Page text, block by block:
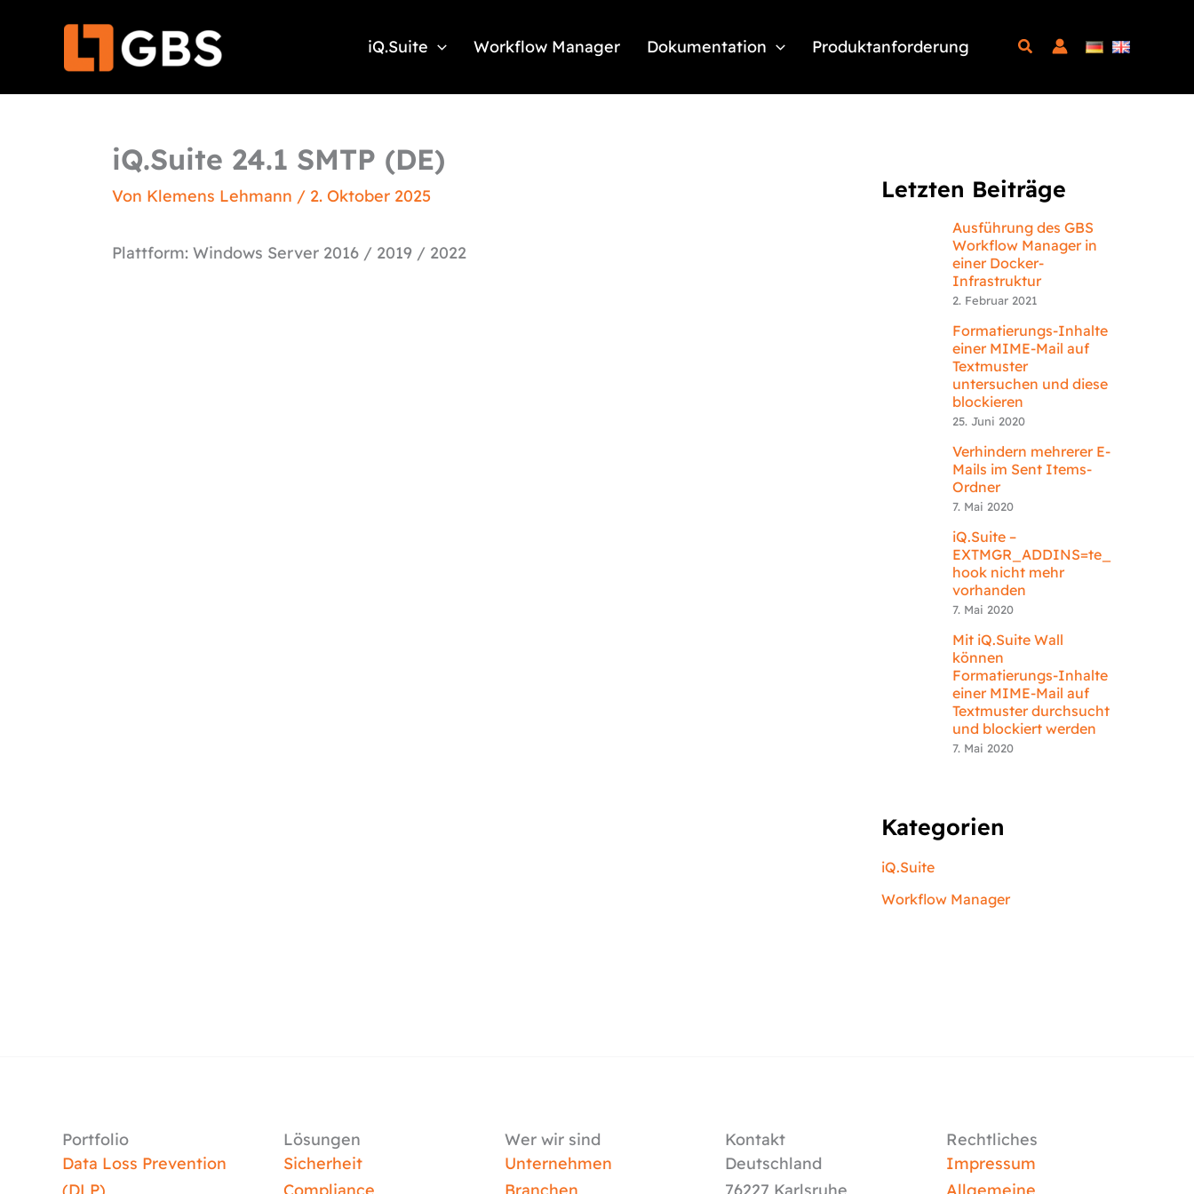
springen
iQ.Suite Workflow Manager Dokumentation Produktanforderung
iQ.Suite 24.1 SMTP (DE)
Von Klemens Lehmann / 2. Oktober 2025
Plattform: Windows Server 2016 / 2019 / 2022
Letzten Beiträge
Ausführung des GBS
Workflow Manager in
einer Docker-
Infrastruktur
2. Februar 2021
Formatierungs-Inhalte
einer MIME-Mail auf
Textmuster
untersuchen und diese
blockieren
25. Juni 2020
Verhindern mehrerer E-
Mails im Sent Items-
Ordner
7. Mai 2020
iQ.Suite –
EXTMGR_ADDINS=te_
hook nicht mehr
vorhanden
7. Mai 2020
Mit iQ.Suite Wall
können
Formatierungs-Inhalte
einer MIME-Mail auf
Textmuster durchsucht
und blockiert werden
7. Mai 2020
Kategorien
iQ.Suite
Workflow Manager
Portfolio
Data Loss Prevention
Lösungen
Sicherheit
Wer wir sind
Unternehmen
Kontakt
Deutschland
Rechtliches
Impressum